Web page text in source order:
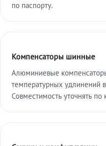
по паспорту.
Компенсаторы шинные
Алюминиевые
температурных удлинений
Совместимость уточнять по